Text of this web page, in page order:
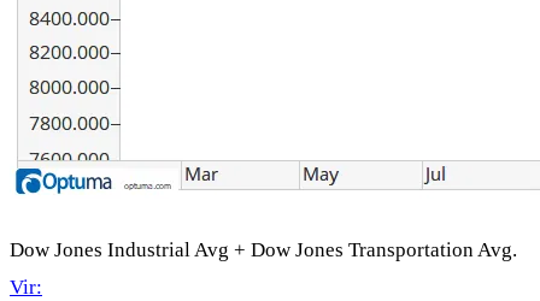
Dow Jones Industrial Avg + Dow Jones Transportation Avg.
Vir: